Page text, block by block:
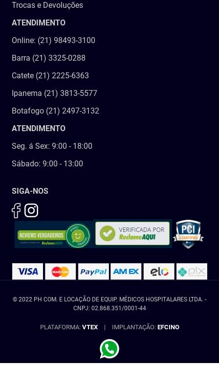
Trocas e Devoluções
ATENDIMENTO
Online: (21) 98493-3100
Barra (21) 3325-0288
Catete (21) 2225-6363
Ipanema (21) 3813-5577
Botafogo (21) 2497-3132
ATENDIMENTO
Seg. á Sex: 9:00 - 18:00
Sábado: 9:00 - 13:00
SIGA-NOS
© 2022 PH COM. E LOCAÇÃO DE EQUIP. MÉDICOS HOSPITALARES LTDA. -
CNPJ: 02.868.351/0001-44
PLATAFORMA: VTEX | IMPLANTAÇÃO: EFCINO